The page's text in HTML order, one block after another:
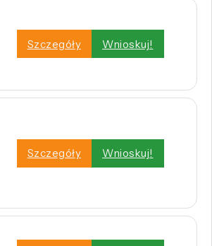
Szczegóły Wnioskuj!
Szczegóły Wnioskuj!